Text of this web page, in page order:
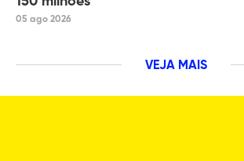
05 ago 2026
VEJA MAIS